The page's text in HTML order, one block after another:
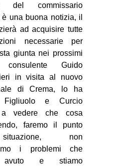
EUROPA
ORIENTE
EVENTI
in
Fb
tw
del commissario
una buona notizia, il
ad acquisire tutte
necessarie per
giunta nei prossimi
Guido
in visita al nuovo
di Crema, lo ha
Figliuolo e Curcio
a vedere che cosa
faremo il punto
non
i problemi che
avuto e stiamo